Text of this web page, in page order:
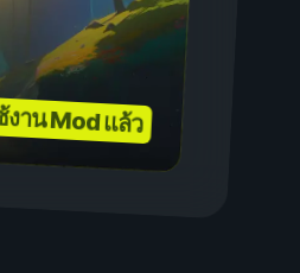
าน Mod แล้ว